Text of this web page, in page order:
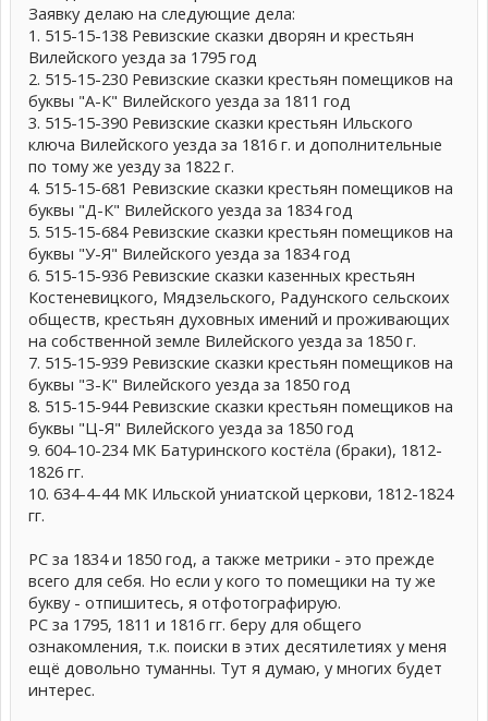
Заявку делаю на следующие дела:
1. 515-15-138 Ревизские сказки дворян и крестьян
Вилейского уезда за 1795 год
2. 515-15-230 Ревизские сказки крестьян помещиков на
буквы "А-К" Вилейского уезда за 1811 год
3. 515-15-390 Ревизские сказки крестьян Ильского
ключа Вилейского уезда за 1816 г. и дополнительные
по тому же уезду за 1822 г.
4. 515-15-681 Ревизские сказки крестьян помещиков на
буквы "Д-К" Вилейского уезда за 1834 год
5. 515-15-684 Ревизские сказки крестьян помещиков на
буквы "У-Я" Вилейского уезда за 1834 год
6. 515-15-936 Ревизские сказки казенных крестьян
Костеневицкого, Мядзельского, Радунского сельскоих
обществ, крестьян духовных имений и проживающих
на собственной земле Вилейского уезда за 1850 г.
7. 515-15-939 Ревизские сказки крестьян помещиков на
буквы "З-К" Вилейского уезда за 1850 год
8. 515-15-944 Ревизские сказки крестьян помещиков на
буквы "Ц-Я" Вилейского уезда за 1850 год
9. 604-10-234 МК Батуринского костёла (браки), 1812-
1826 гг.
10. 634-4-44 МК Ильской униатской церкови, 1812-1824
гг.
РС за 1834 и 1850 год, а также метрики - это прежде
всего для себя. Но если у кого то помещики на ту же
букву - отпишитесь, я отфотографирую.
РС за 1795, 1811 и 1816 гг. беру для общего
ознакомления, т.к. поиски в этих десятилетиях у меня
ещё довольно туманны. Тут я думаю, у многих будет
интерес.